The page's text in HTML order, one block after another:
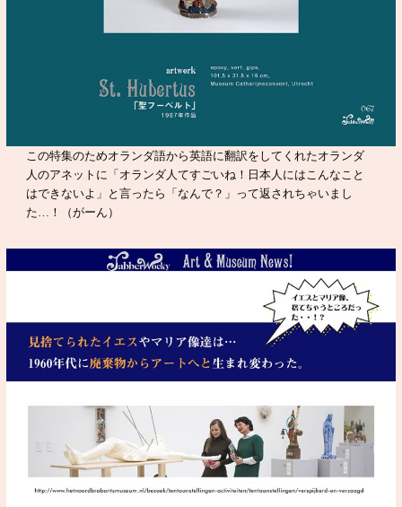
この特集のためオランダ語から英語に翻訳をしてくれたオランダ
人のアネットに「オランダ人てすごいね！日本人にはこんなこと
はできないよ」と言ったら「なんで？」って返されちゃいまし
た…！（がーん）